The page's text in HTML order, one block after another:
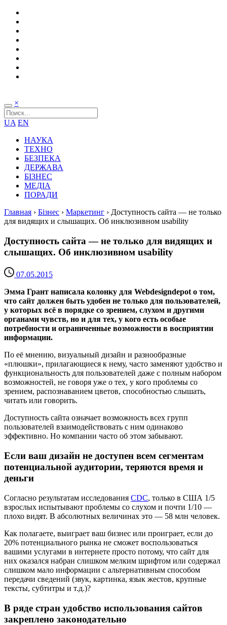
×
UA EN
НАУКА
ТЕХНО
БЕЗПЕКА
ДЕРЖАВА
БІЗНЕС
МЕДІА
ПОРАДИ
Главная › Бізнес › Маркетинг › Доступность сайта — не только
для видящих и слышащих. Об инклюзивном usability
Доступность сайта — не только для видящих и
слышащих. Об инклюзивном usability
07.05.2015
Эмма Грант написала колонку для Webdesigndepot о том,
что сайт должен быть удобен не только для пользователей,
у которых всё в порядке со зрением, слухом и другими
органами чувств, но и для тех, у кого есть особые
потребности и ограниченные возможности в восприятии
информации.
По её мнению, визуальный дизайн и разнообразные
«плюшки», прилагающиеся к нему, часто заменяют удобство и
функциональность для пользователей даже с полным набором
возможностей, не говоря уже о тех, у кого проблемы со
зрением, распознаванием цветов, способностью слышать,
читать или говорить.
Доступность сайта означает возможность всех групп
пользователей взаимодействовать с ним одинаково
эффективно. Но компании часто об этом забывают.
Если ваш дизайн не доступен всем сегментам
потенциальной аудитории, теряются время и
деньги
Согласно результатам исследования CDC, только в США 1/5
взрослых испытывают проблемы со слухом и почти 1/10 —
плохо видят. В абсолютных величинах это — 58 млн человек.
Как полагаете, выиграет ваш бизнес или проиграет, если до
20% потенциального рынка не сможет воспользоваться
вашими услугами в интернете просто потому, что сайт для
них оказался набран слишком мелким шрифтом или содержал
слишком мало информации с альтернативным способом
передачи сведений (звук, картинка, язык жестов, крупные
тексты, субтитры и т.д.)?
В ряде стран удобство использования сайтов
закреплено законодательно